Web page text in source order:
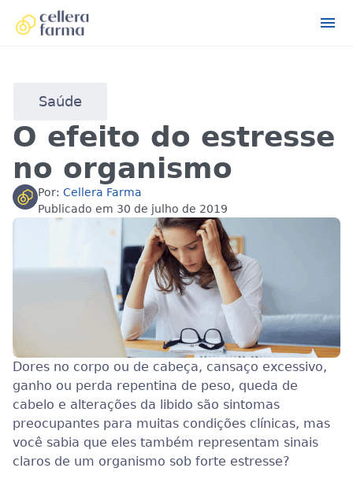
Saúde
O efeito do estresse
no organismo
Por: Cellera Farma
Publicado em 30 de julho de 2019
Dores no corpo ou de cabeça, cansaço excessivo,
ganho ou perda repentina de peso, queda de
cabelo e alterações da libido são sintomas
preocupantes para muitas condições clínicas, mas
você sabia que eles também representam sinais
claros de um organismo sob forte estresse?